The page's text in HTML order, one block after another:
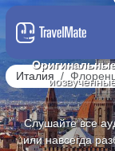
Италия
и
Слушайте все
или навсегда